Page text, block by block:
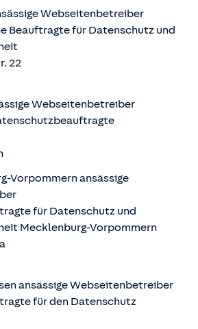
Webseitenbetreiber
Beauftragte für Datenschutz und
22
Webseitenbetreiber
Vorpommern ansässige
für Datenschutz und
Mecklenburg-Vorpommern
ansässige Webseitenbetreiber
für den Datenschutz